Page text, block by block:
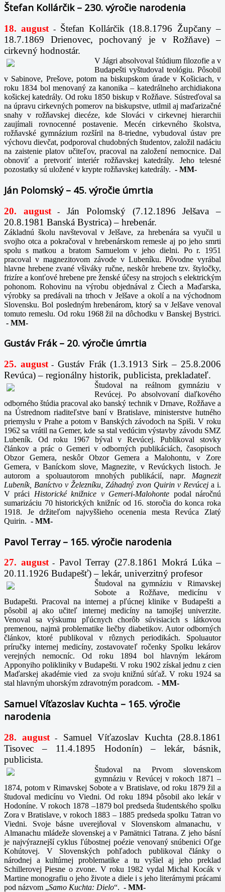
Štefan Kollárčik – 230. výročie narodenia
18. august -
Štefan Kollárčik (18.8.1796 Župčany –
18.7.1869 Drienovec, pochovaný je v Rožňave) –
cirkevný hodnostár.
V Jágri absolvoval štúdium filozofie a v
Budapešti vyštudoval teológiu. Pôsobil
v Sabinove, Prešove, potom na biskupskom úrade v Košiciach, v
roku 1834 bol menovaný za kanonika – katedrálneho archidiakona
košickej katedrály. Od roku 1850 biskup v Rožňave. Sústreďoval sa
na úpravu cirkevných pomerov na biskupstve, utlmil aj maďarizačné
snahy v rožňavskej diecéze, kde Slováci v cirkevnej hierarchii
zaujímali rovnocenné postavenie. Mecén cirkevného školstva,
rožňavské gymnázium rozšíril na 8-triedne, vybudoval ústav pre
výchovu dievčat, podporoval chudobných študentov, založil nadáciu
na zaistenie platov učiteľov, pracoval na založení nemocnice. Dal
obnoviť a pretvoriť interiér rožňavskej katedrály. Jeho telesné
pozostatky sú uložené v krypte rožňavskej katedrály. - MM-
Ján Polomský – 45. výročie úmrtia
20. august-
Ján Polomský (7.12.1896 Jelšava –
20.8.1981 Banská Bystrica) – hrebenár.
Základnú školu navštevoval v Jelšave, za hrebenára sa vyučil u
svojho otca a pokračoval v hrebenárskom remesle aj po jeho smrti
spolu s matkou a bratom Samuelom v jeho dielni. Po r. 1951
pracoval v magnezitovom závode v Lubeníku. Pôvodne vyrábal
hlavne hrebene zvané všiváky ručne, neskôr hrebene tzv. štyločky,
frizíre a konťové hrebene pre ženské účesy na strojoch s elektrickým
pohonom. Rohovinu na výrobu objednával z Čiech a Maďarska,
výrobky sa predávali na trhoch v Jelšave a okolí a na východnom
Slovensku. Bol posledným hrebenárom, ktorý sa v Jelšave venoval
tomuto remeslu. Od roku 1968 žil na dôchodku v Banskej Bystrici.
- MM-
Gustáv Frák – 20. výročie úmrtia
25. august- Gustáv Frák (1.3.1913 Sirk – 25.8.2006
Revúca) – regionálny historik, publicista, prekladateľ.
Študoval na reálnom gymnáziu v
Revúcej. Po absolvovaní diaľkového
odborného štúdia pracoval ako banský technik v Drnave, Rožňave a
na Ústrednom riaditeľstve baní v Bratislave, ministerstve hutného
priemyslu v Prahe a potom v Banských závodoch na Spiši. V roku
1962 sa vrátil na Gemer, kde sa stal vedúcim výstavby závodu SMZ
Lubeník. Od roku 1967 býval v Revúcej. Publikoval stovky
článkov a prác o Gemeri v odborných publikáciách, časopisoch
Obzor Gemera, neskôr Obzor Gemera a Malohontu, v Zore
Gemera, v Baníckom slove, Magnezite, v Revúckych listoch. Je
autorom a spoluautorom mnohých publikácií, napr. Magnezit
Lubeník, Baníctvo v Železníku, Záhadný zvon Quirin v Revúcej a i.
V práci Historické knižnice v Gemeri-Malohonte podal náročnú
sumarizáciu 70 historických knižníc od 16. storočia do konca roka
1918. Je držiteľom najvyššieho ocenenia mesta Revúca Zlatý
Quirin. - MM-
Pavol Terray – 165. výročie narodenia
27. august- Pavol Terray (27.8.1861 Mokrá Lúka –
20.11.1926 Budapešť) – lekár, univerzitný profesor
Študoval na gymnáziu v Rimavskej
Sobote a Rožňave, medicínu v
Budapešti. Pracoval na internej a pľúcnej klinike v Budapešti a
pôsobil aj ako učiteľ internej medicíny na tamojšej univerzite.
Venoval sa výskumu pľúcnych chorôb súvisiacich s látkovou
premenou, najmä problematike liečby diabetikov. Autor odborných
článkov, ktoré publikoval v rôznych periodikách. Spoluautor
príručky internej medicíny, zostavovateľ ročenky Spolku lekárov
verejných nemocníc. Od roku 1894 bol hlavným lekárom
Apponyiho polikliniky v Budapešti. V roku 1902 získal jednu z cien
Maďarskej akadémie vied za svoju knižnú súťaž. V roku 1924 sa
stal hlavným uhorským zdravotným poradcom. - MM-
Samuel Víťazoslav Kuchta – 165. výročie
narodenia
28. august -
Samuel Víťazoslav Kuchta (28.8.1861
Tisovec – 11.4.1895 Hodonín) – lekár, básnik,
publicista.
Študoval na Prvom slovenskom
gymnáziu v Revúcej v rokoch 1871 –
1874, potom v Rimavskej Sobote a v Bratislave, od roku 1879 žil a
študoval medicínu vo Viedni. Od roku 1894 pôsobil ako lekár v
Hodoníne. V rokoch 1878 –1879 bol predseda študentského spolku
Zora v Bratislave, v rokoch 1883 – 1885 predseda spolku Tatran vo
Viedni. Svoje básne uverejňoval v Slovenskom almanachu, v
Almanachu mládeže slovenskej a v Pamätnici Tatrana. Z jeho básní
je najvýraznejší cyklus ľúbostnej poézie venovaný snúbenici Oľge
Kohútovej. V Slovenských pohľadoch publikoval články o
národnej a kultúrnej problematike a tu vyšiel aj jeho preklad
Schillerovej Piesne o zvone. V roku 1982 vydal Michal Kocák v
Martine monografiu o jeho živote a diele i s jeho literárnymi prácami
pod názvom „Samo Kuchta: Dielo“. - MM-